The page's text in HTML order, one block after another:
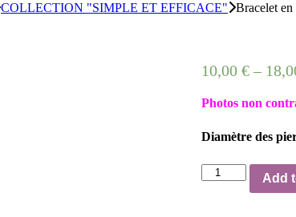
COLLECTION "SIMPLE ET EFFICACE"
Bracelet
10,00 €–
Photos non
Diamètre des
Bracelet
en
Add